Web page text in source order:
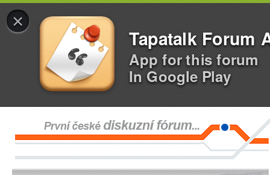
×
Tapatalk Forum
App for this forum
In Google Play